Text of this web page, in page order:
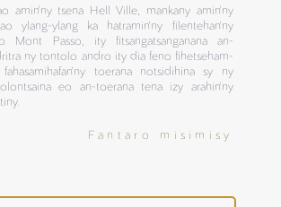
amin'ny tsena Hell Ville, mankany amin'ny
ylang-ylang ka hatramin'ny filentehan'ny
Mont Passo, ity fitsangatsanganana an-
ny tontolo andro ity dia feno fihetseham-
toerana notsidihina sy ny
eo an-toerana tena izy arahin'ny
Fantaro misimisy